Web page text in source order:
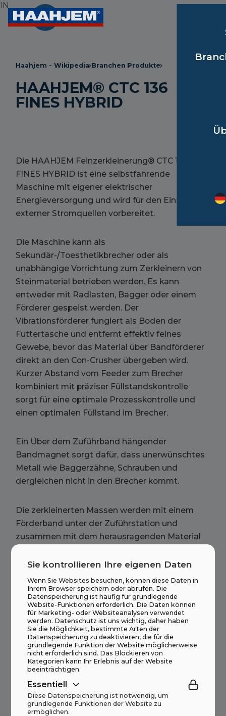
Haahjem - Wikipedia Branchen Produkte
HAAHJEM® CTC 136
FINES HYBRID
Die HAAHJEM Feinzerkleinerung® CTC 136
FINES HYBRID ist eine selbstfahrende
Maschine mit eigener elektrischer
Energieversorgung und wird für den Einsatz
externer Stromquellen vorbereitet.
Die Maschine kann als
Sekundär-/Toesthetikbrecher oder als
unabhängige Vorrichtung zum Zerkleinern von
Steinmaterial betrieben werden. Es kann
entweder mit Radlasten, Bagger oder einem
Förderer gespeist werden. Der
Vibrationsförderer fungiert als Boden der
Futtertasche und entfernt effektiv feines
Gewebe, bevor das Material über Bandförderer
direkt an den Con-Crusher übergeben wird.
Kurzer Abstand vom Feeder zum Brecher
kombiniert mit präziser Füllstandskontrolle
sorgt für eine optimale Prozesskontrolle und
einen optimalen Füllstand im Brecher.
Ein Über dem Zuführband hängender
Bandmagnet sorgt dafür, dass unerwünschtes
Metall wie Baggerzähne, Schrauben und
dergleichen nicht in den Brecher kommt.
Die zerkleinerten Massen werden mit einem
Förderband unter der Zuführstation und
zusammen mit dem herausragenden Material
Sichtmaterial wird zur Bodenlagerung über
Bandzuführung (nicht heruntergekommene
Dachrinnen) und separate Förderer entfernt.
Oversize aus dem Zielprozess wird direkt aus
der Sichtbarkeit des Brechers für weitere
Zersetzung zurückgegeben. (Geschlossene
Kreiszerkleinerung)
Sie kontrollieren Ihre eigenen Daten
Wenn Sie Websites besuchen, können diese Daten in
Ihrem Browser speichern oder abrufen. Die
Datenspeicherung ist häufig für grundlegende
Website-Funktionen erforderlich. Die Daten können
für Marketing- oder Websiteanalysen verwendet
werden. Datenschutz ist uns wichtig, daher haben
Sie die Möglichkeit, bestimmte Arten der
Datenspeicherung zu deaktivieren, die für die
grundlegende Funktion der Website möglicherweise
nicht erforderlich sind. Das Blockieren von
Kategorien kann Ihr Erlebnis auf der Website
beeinträchtigen.
Essentiell
Diese Datenspeicherung ist notwendig, um
grundlegende Funktionen der Website zu
ermöglichen.
IN